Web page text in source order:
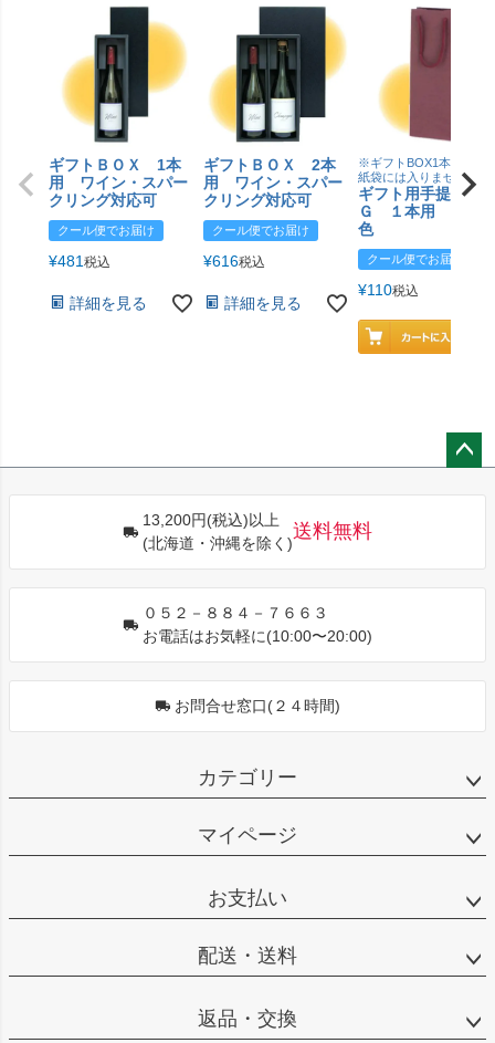
ギフトＢＯＸ 1本
用 ワイン・スパー
クリング対応可
クール便でお届け
¥481 税込
詳細を見る
ギフトＢＯＸ 2本
用 ワイン・スパー
クリング対応可
クール便でお届け
¥616税込
詳細を見る
※ギフトBOX1本用はこ
紙袋には入りません
ギフト用手提げＢ
Ｇ １本用 エン
色
クール便でお届け
¥110税込
13,200円(税込)以上
(北海道・沖縄を除く)
送料無料
０５２－８８４－７６６３
お電話はお気軽に(10:00〜20:00)
お問合せ窓口(２４時間)
カテゴリー
マイページ
お支払い
配送・送料
返品・交換